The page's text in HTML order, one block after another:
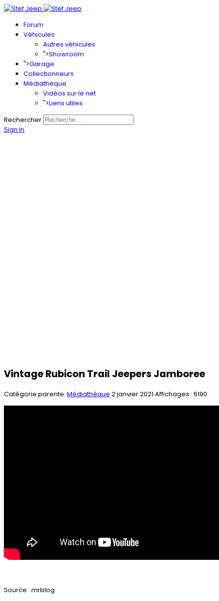
Forum
Véhicules
Autres véhicules
">Showroom
">Garage
Collectionneurs
Médiathèque
Vidéos sur le net
">Liens utiles
Rechercher
Sign In
Vintage Rubicon Trail Jeepers Jamboree
Catégorie parente: Médiathèque 2 janvier 2021 Affichages : 6190
Source : mrblog